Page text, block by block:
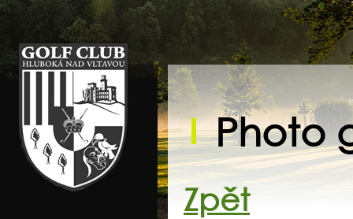
Golf klub Hluboká
nad Vltavou
Photo
Zpět